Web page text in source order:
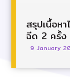
สรุปเนื้อห
ฉีด 2 ครั้ง
9 January